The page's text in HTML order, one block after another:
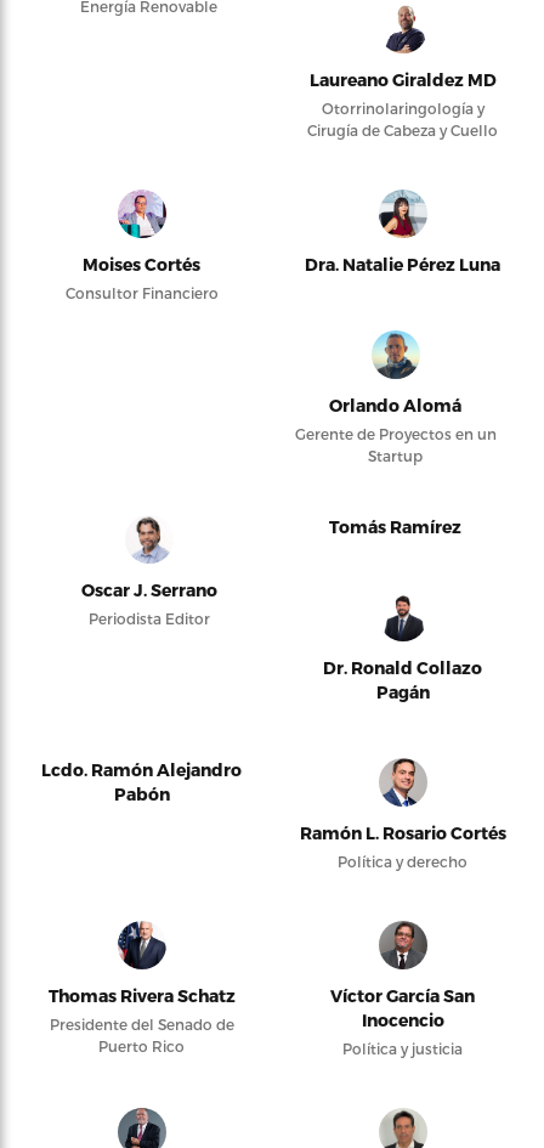
Energía Renovable
Laureano Giraldez MD
Otorrinolaringología y
Cirugía de Cabeza y Cuello
Moises Cortés
Consultor Financiero
Dra. Natalie Pérez Luna
Orlando Alomá
Gerente de Proyectos en un
Startup
Oscar J. Serrano
Periodista Editor
Tomás Ramírez
Dr. Ronald Collazo
Pagán
Lcdo. Ramón Alejandro
Pabón
Ramón L. Rosario Cortés
Política y derecho
Thomas Rivera Schatz
Presidente del Senado de
Puerto Rico
Víctor García San
Inocencio
Política y justicia